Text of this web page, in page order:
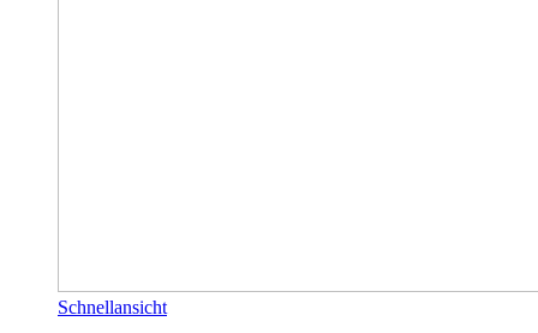
Schnellansicht